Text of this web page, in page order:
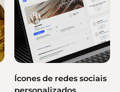
Ícones de redes sociais